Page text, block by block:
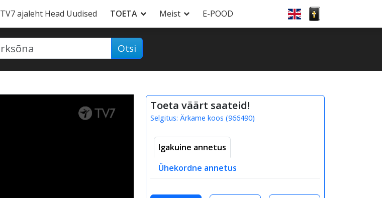
TV7 ajaleht Head Uudised TOETA Meist E-POOD
Otsi
Toeta väärt saateid!
Selgitus: Ärkame koos (966490)
Igakuine annetus
Ühekordne annetus